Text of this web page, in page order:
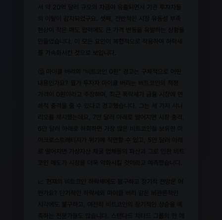
서 약 20억 달러 규모의 자금이 유출되면서 기관 투자자들
의 이탈이 감지되었구요. 셋째, 전반적인 시장 유동성 부족
현상이 작은 매도 압력에도 큰 가격 변동을 유발하는 상황을
만들었습니다. 이 모든 요인이 복합적으로 작용하여 하락세
를 가속화시킨 것으로 보입니다.
🤔 마이클 버리의 "비트코인 0원" 경고는 구체적으로 어떤
내용인가요? 월가 투자자 마이클 버리는 비트코인의 적정
가격이 0원이라고 주장하며, 최근 폭락세가 금융 시장에 연
쇄적 충격을 줄 수 있다고 경고했습니다. 그는 세 가지 시나
리오를 제시했는데요, 7만 달러 아래로 떨어지면 시장 충격,
6만 달러 아래로 하회하면 가장 많은 비트코인을 보유한 마
이크로스트래티지가 위기에 직면할 수 있고, 5만 달러 아래
로 떨어지면 가상자산 채굴 업체들의 파산과 그로 인한 비트
코인 매도가 시장을 더욱 악화시킬 것이라고 예측했습니다.
📈 현재의 비트코인 하락세에도 불구하고 장기적 전망은 어
떤가요? 단기적인 하락세와 마이클 버리 같은 비관론적인
시각에도 불구하고, 여전히 비트코인의 장기적인 상승을 예
측하는 전문가들도 많습니다. 스탠다드 차타드 그룹의 한 애